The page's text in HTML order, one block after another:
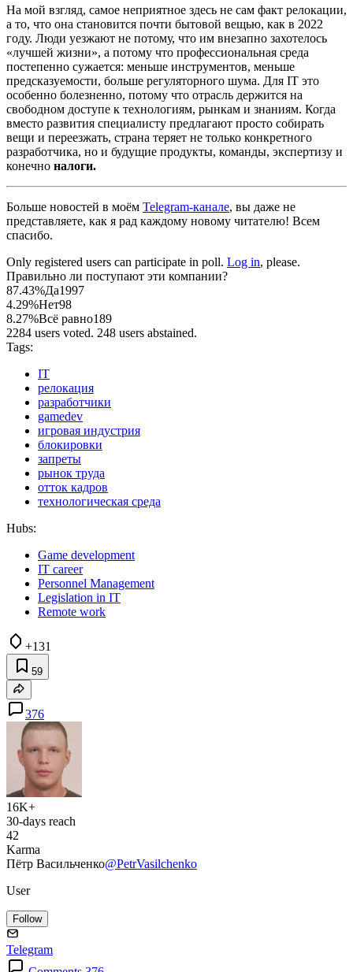
На мой взгляд, самое неприятное здесь не сам факт релокации,
а то, что она становится почти бытовой вещью, как в 2022
году. Люди уезжают не потому, что им внезапно захотелось
«лучшей жизни», а потому что профессиональная среда
постепенно сужается: меньше инструментов, меньше
предсказуемости, больше регуляторного шума. Для IT это
особенно болезненно, потому что отрасль держится на
свободном доступе к технологиям, рынкам и знаниям. Когда
вместо развития специалисту предлагают просто собирать
вещи и переезжать, страна теряет не только конкретного
разработчика, но и будущие продукты, команды, экспертизу и
конечно налоги.
Больше новостей в моём Telegram-канале, вы даже не
представляете, как я рад каждому новому читателю! Всем
спасибо.
Only registered users can participate in poll. Log in, please.
Правильно ли поступают эти компании?
87.43%Да1997
4.29%Нет98
8.27%Всё равно189
2284 users voted. 248 users abstained.
Tags:
IT
релокация
разработчики
gamedev
игровая индустрия
блокировки
запреты
рынок труда
отток кадров
технологическая среда
Hubs:
Game development
IT career
Personnel Management
Legislation in IT
Remote work
+131
59
376
16K+
30-days reach
42
Karma
Пётр Васильченко@PetrVasilchenko
User
Follow
Telegram